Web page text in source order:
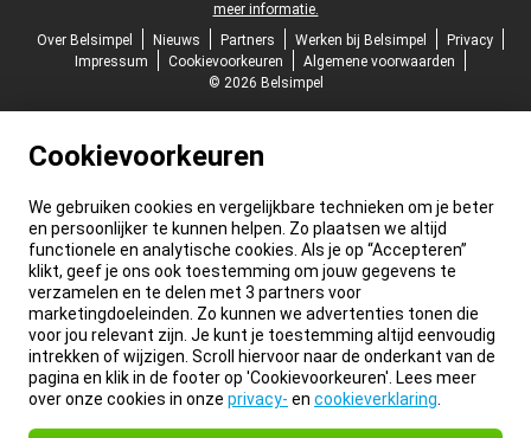
meer informatie.
Over Belsimpel
Nieuws Partners Werken bij Belsimpel
Privacy
Impressum
Cookievoorkeuren
Algemene voorwaarden
© 2026 Belsimpel
Cookievoorkeuren
We gebruiken cookies en vergelijkbare technieken om je beter
en persoonlijker te kunnen helpen. Zo plaatsen we altijd
functionele en analytische cookies. Als je op “Accepteren”
klikt, geef je ons ook toestemming om jouw gegevens te
verzamelen en te delen met 3 partners voor
marketingdoeleinden. Zo kunnen we advertenties tonen die
voor jou relevant zijn. Je kunt je toestemming altijd eenvoudig
intrekken of wijzigen. Scroll hiervoor naar de onderkant van de
pagina en klik in de footer op 'Cookievoorkeuren'. Lees meer
over onze cookies in onze privacy- en cookieverklaring